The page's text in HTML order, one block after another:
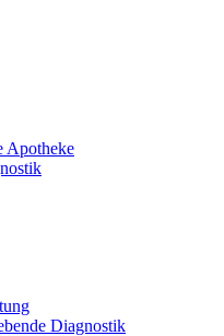
Apotheke
Diagnostik